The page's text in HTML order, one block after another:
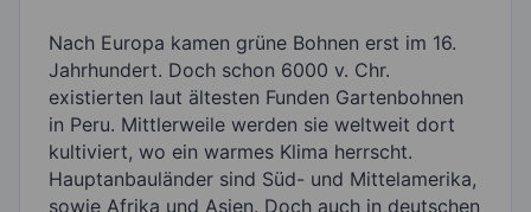
Nach Europa kamen grüne Bohnen erst im 16.
Jahrhundert. Doch schon 6000 v. Chr.
existierten laut ältesten Funden Gartenbohnen
in Peru. Mittlerweile werden sie weltweit dort
kultiviert, wo ein warmes Klima herrscht.
Hauptanbauländer sind Süd- und Mittelamerika,
sowie Afrika und Asien. Doch auch in deutschen